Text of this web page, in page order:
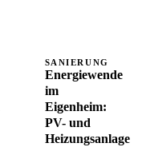
SANIERUNG
Energiewende
im
Eigenheim:
PV- und
Heizungsanlage